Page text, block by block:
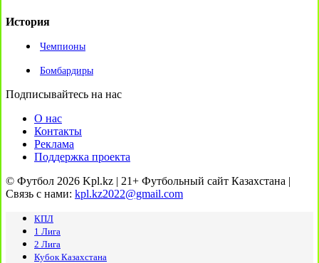
История
Чемпионы
Бомбардиры
Подписывайтесь на нас
О нас
Контакты
Реклама
Поддержка проекта
© Футбол 2026 Kpl.kz | 21+ Футбольный сайт Казахстана |
Связь с нами: kpl.kz2022@gmail.com
КПЛ
1 Лига
2 Лига
Кубок Казахстана